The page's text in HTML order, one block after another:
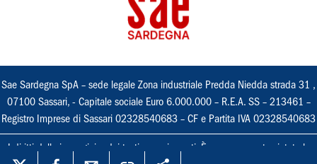
Sae Sardegna SpA – sede legale Zona industriale Predda Niedda strada 31 ,
07100 Sassari, - Capitale sociale Euro 6.000.000 – R.E.A. SS – 213461 –
Registro Imprese di Sassari 02328540683 – CF e Partita IVA 02328540683
I diritti delle immagini e dei testi sono riservati. È espressamente vietata la